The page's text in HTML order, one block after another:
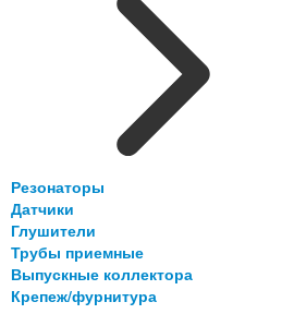
Резонаторы
Датчики
Глушители
Трубы приемные
Выпускные коллектора
Крепеж/фурнитура